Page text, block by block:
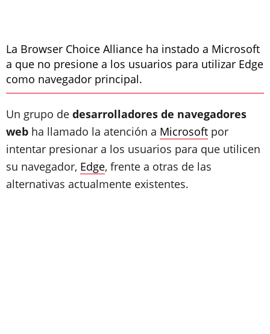
La Browser Choice Alliance ha instado a Microsoft
a que no presione a los usuarios para utilizar Edge
como navegador principal.
Un grupo de desarrolladores de navegadores
web ha llamado la atención a Microsoft por
intentar presionar a los usuarios para que utilicen
su navegador, Edge, frente a otras de las
alternativas actualmente existentes.